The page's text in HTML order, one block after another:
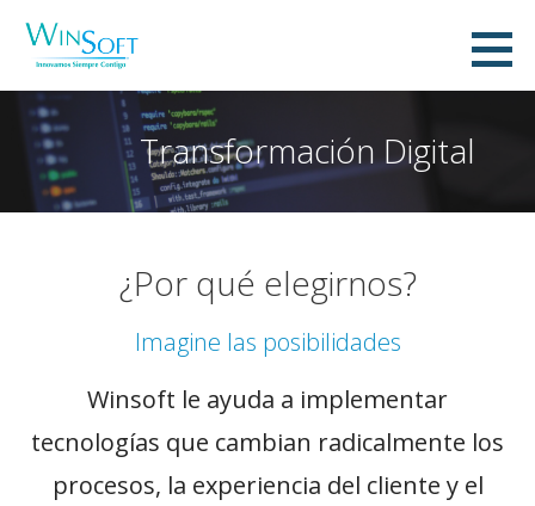
WinSoft IT, C.A.
Transformación Digital
¿Por qué elegirnos?
Imagine las posibilidades
Winsoft le ayuda a implementar
tecnologías que cambian radicalmente los
procesos, la experiencia del cliente y el